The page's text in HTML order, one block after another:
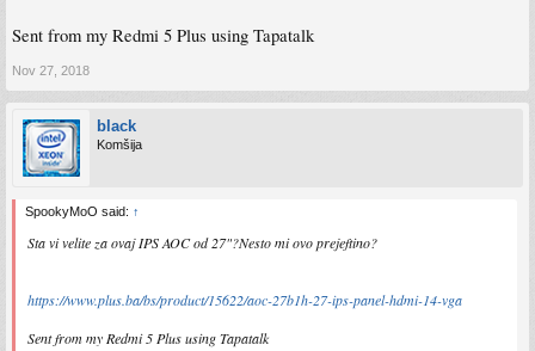
Sent from my Redmi 5 Plus using Tapatalk
Nov 27, 2018
black
Komšija
SpookyMoO said: ↑
Sta vi velite za ovaj IPS AOC od 27"?Nesto mi ovo prejeftino?
https://www.plus.ba/bs/product/15622/aoc-27b1h-27-ips-panel-hdmi-14-vga
Sent from my Redmi 5 Plus using Tapatalk